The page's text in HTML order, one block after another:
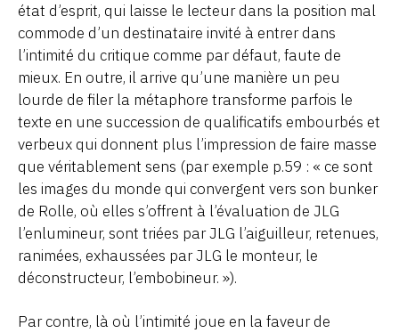
état d’esprit, qui laisse le lecteur dans la position mal
commode d’un destinataire invité à entrer dans
l’intimité du critique comme par défaut, faute de
mieux. En outre, il arrive qu’une manière un peu
lourde de filer la métaphore transforme parfois le
texte en une succession de qualificatifs embourbés et
verbeux qui donnent plus l’impression de faire masse
que véritablement sens (par exemple p.59 : « ce sont
les images du monde qui convergent vers son bunker
de Rolle, où elles s’offrent à l’évaluation de JLG
l’enlumineur, sont triées par JLG l’aiguilleur, retenues,
ranimées, exhaussées par JLG le monteur, le
déconstructeur, l’embobineur. »).
Par contre, là où l’intimité joue en la faveur de